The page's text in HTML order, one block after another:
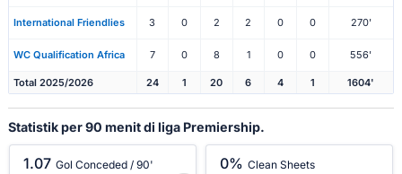
International Friendlies 3 0 2 2 0 0 270'
WC Qualification Africa 7 0 8 1 0 0 556'
Total 2025/2026 24 1 20 6 4 1 1604'
Statistik per 90 menit di liga Premiership.
1.07 Gol Conceded / 90' 0% Clean Sheets